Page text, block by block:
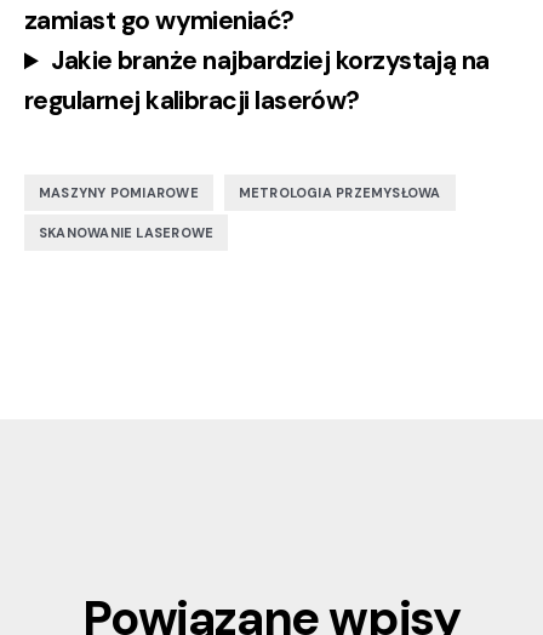
zamiast go wymieniać?
Jakie branże najbardziej korzystają na
regularnej kalibracji laserów?
MASZYNY POMIAROWE METROLOGIA PRZEMYSŁOWA
SKANOWANIE LASEROWE
Powiązane wpisy